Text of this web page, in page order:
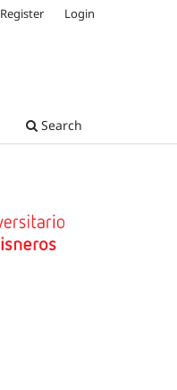
Search
Register Login